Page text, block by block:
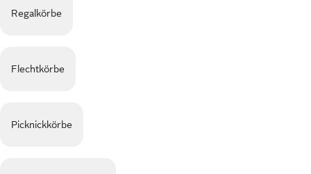
Regalkörbe
Flechtkörbe
Picknickkörbe